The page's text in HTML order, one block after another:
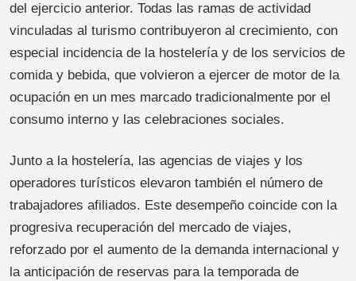
del ejercicio anterior. Todas las ramas de actividad
vinculadas al turismo contribuyeron al crecimiento, con
especial incidencia de la hostelería y de los servicios de
comida y bebida, que volvieron a ejercer de motor de la
ocupación en un mes marcado tradicionalmente por el
consumo interno y las celebraciones sociales.
Junto a la hostelería, las agencias de viajes y los
operadores turísticos elevaron también el número de
trabajadores afiliados. Este desempeño coincide con la
progresiva recuperación del mercado de viajes,
reforzado por el aumento de la demanda internacional y
la anticipación de reservas para la temporada de